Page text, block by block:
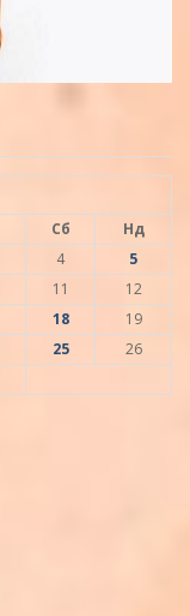
Сб
Нд
4
5
11
12
18
19
25
26